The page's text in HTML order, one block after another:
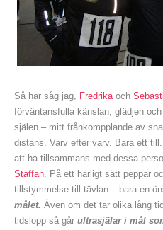
Så här såg jag, Fredrikaoch
förväntansfulla känslan, glädjen
själen – mitt frånkompplande av
distans. Varv efter varv. Bara ett
att ha tillsammans med dessa
Staffan. På ett härligt sätt peppar
tillstymmelse till tävlan – bara en
målet. Även om det tar olika lång
tidslopp så går ultrasjälar i mål